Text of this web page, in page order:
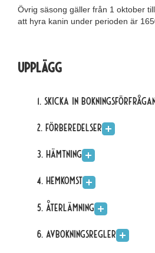
Övrig säsong gäller från 1 oktober
att hyra kanin under perioden är
Upplägg
1. Skicka in
2. Förberedelser
3. Hämtning
4. Hemkomst
5. Återlämning
6. Avbokningsregler